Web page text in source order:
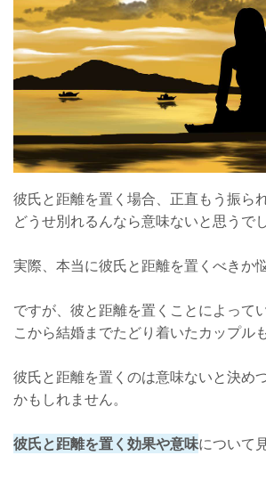
彼氏と距離を置く場合、正直もう振ら
どうせ別れるんなら意味ないと思うでし
実際、本当に彼氏と距離を置くべきか悩
ですが、彼と距離を置くことによって
こから結婚までたどり着いたカップル
彼氏と距離を置くのは意味ないと決め
かもしれません。
彼氏と距離を置く効果や意味について